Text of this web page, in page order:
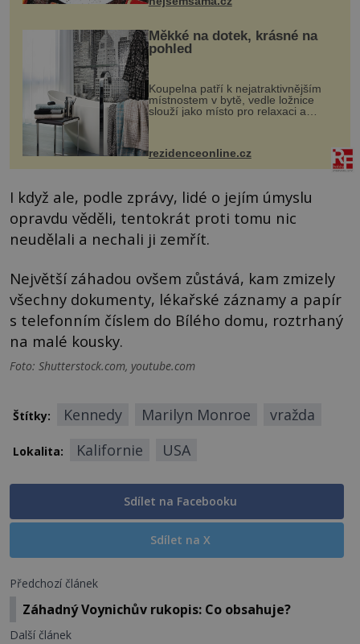
Měkké na dotek, krásné na
pohled
Koupelna patří k nejatraktivnějším
místnostem v bytě, vedle ložnice
slouží jako místo pro relaxaci a
odpočinek. Koupelnový textil –
ručníky, osušky a koberečky –
mohou jako mávnutím kouzelného
proutku...
rezidenceonline.cz
I když ale, podle zprávy, lidé o jejím úmyslu
opravdu věděli, tentokrát proti tomu nic
neudělali a nechali ji zemřít.
Největší záhadou ovšem zůstává, kam zmizely
všechny dokumenty, lékařské záznamy a papír
s telefonním číslem do Bílého domu, roztrhaný
na malé kousky.
Foto: Shutterstock.com, youtube.com
Štítky: Kennedy Marilyn Monroe vražda
Lokalita: Kalifornie USA
Sdílet na Facebooku
Sdílet na X
Předchozí článek
Záhadný Voynichův rukopis: Co obsahuje?
Další článek